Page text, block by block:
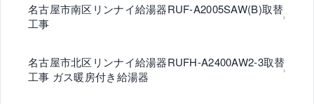
名古屋市南区リンナイ給湯器RUF-A2005SAW(B)取替
工事
名古屋市北区リンナイ給湯器RUFH-A2400AW2-3取替
工事 ガス暖房付き給湯器